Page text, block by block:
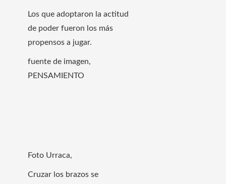
Los que adoptaron la actitud
de poder fueron los más
propensos a jugar.
fuente de imagen,
PENSAMIENTO
Foto Urraca,
Cruzar los brazos se